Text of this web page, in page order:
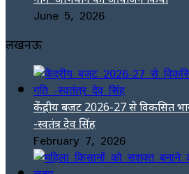
June 5, 2026
लखनऊ
केंद्रीय बजट 2026-27 से विकसित
-स्वतंत्र देव सिंह
February 7, 2026